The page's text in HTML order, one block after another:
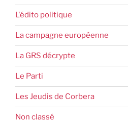
L'édito politique
La campagne européenne
La GRS décrypte
Le Parti
Les Jeudis de Corbera
Non classé